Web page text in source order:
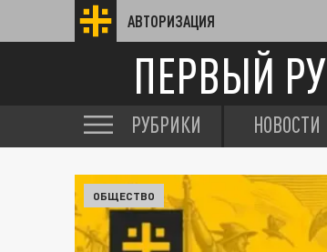
АВТОРИЗАЦИЯ
ПЕРВЫЙ
РУБРИКИ НОВОСТИ
ОБЩЕСТВО